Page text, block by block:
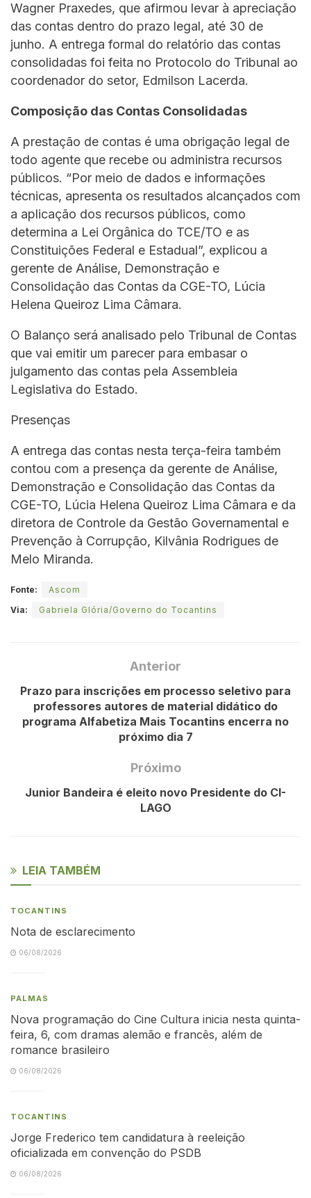
Wagner Praxedes, que afirmou levar à apreciação
das contas dentro do prazo legal, até 30 de
junho. A entrega formal do relatório das contas
consolidadas foi feita no Protocolo do Tribunal ao
coordenador do setor, Edmilson Lacerda.
Composição das Contas Consolidadas
A prestação de contas é uma obrigação legal de
todo agente que recebe ou administra recursos
públicos. “Por meio de dados e informações
técnicas, apresenta os resultados alcançados com
a aplicação dos recursos públicos, como
determina a Lei Orgânica do TCE/TO e as
Constituições Federal e Estadual”, explicou a
gerente de Análise, Demonstração e
Consolidação das Contas da CGE-TO, Lúcia
Helena Queiroz Lima Câmara.
O Balanço será analisado pelo Tribunal de Contas
que vai emitir um parecer para embasar o
julgamento das contas pela Assembleia
Legislativa do Estado.
Presenças
A entrega das contas nesta terça-feira também
contou com a presença da gerente de Análise,
Demonstração e Consolidação das Contas da
CGE-TO, Lúcia Helena Queiroz Lima Câmara e da
diretora de Controle da Gestão Governamental e
Prevenção à Corrupção, Kilvânia Rodrigues de
Melo Miranda.
Fonte:
Ascom
Via:
Gabriela Glória/Governo do Tocantins
Anterior
Prazo para inscrições em processo seletivo para
professores autores de material didático do
programa Alfabetiza Mais Tocantins encerra no
próximo dia 7
Próximo
Junior Bandeira é eleito novo Presidente do CI-
LAGO
LEIA TAMBÉM
TOCANTINS
Nota de esclarecimento
06/08/2026
PALMAS
Nova programação do Cine Cultura inicia nesta quinta-
feira, 6, com dramas alemão e francês, além de
romance brasileiro
06/08/2026
TOCANTINS
Jorge Frederico tem candidatura à reeleição
oficializada em convenção do PSDB
06/08/2026